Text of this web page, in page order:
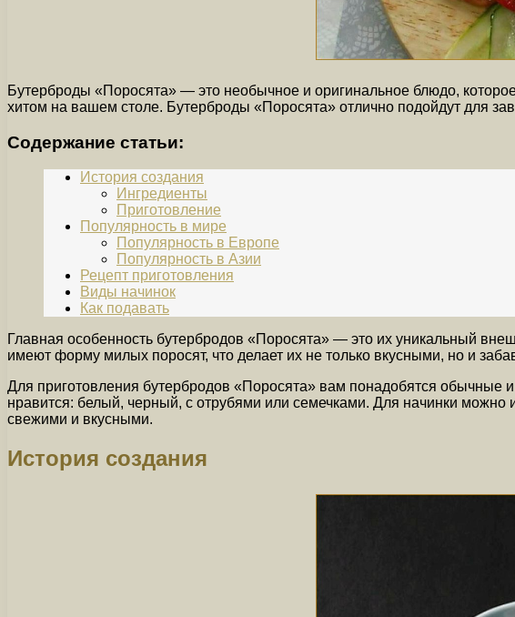
Бутерброды «Поросята» — это необычное и оригинальное блюдо,
хитом на вашем столе. Бутерброды «Поросята» отлично подойдут для
Содержание статьи:
История создания
Ингредиенты
Приготовление
Популярность в мире
Популярность в Европе
Популярность в Азии
Рецепт приготовления
Виды начинок
Как подавать
Главная особенность бутербродов «Поросята» — это их уникальный
имеют форму милых поросят, что делает их не только вкусными, но и
Для приготовления бутербродов «Поросята» вам понадобятся обычные
нравится: белый, черный, с отрубями или семечками. Для начинки
свежими и вкусными.
История создания